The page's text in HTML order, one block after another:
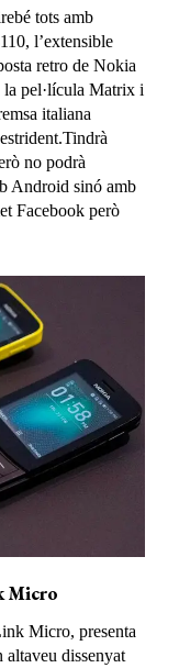
tots amb
l’extensible
retro de Nokia
la pel·lícula Matrix i
italiana
no podrà
Android sinó amb
Facebook però
Micro
Micro, presenta
altaveu dissenyat